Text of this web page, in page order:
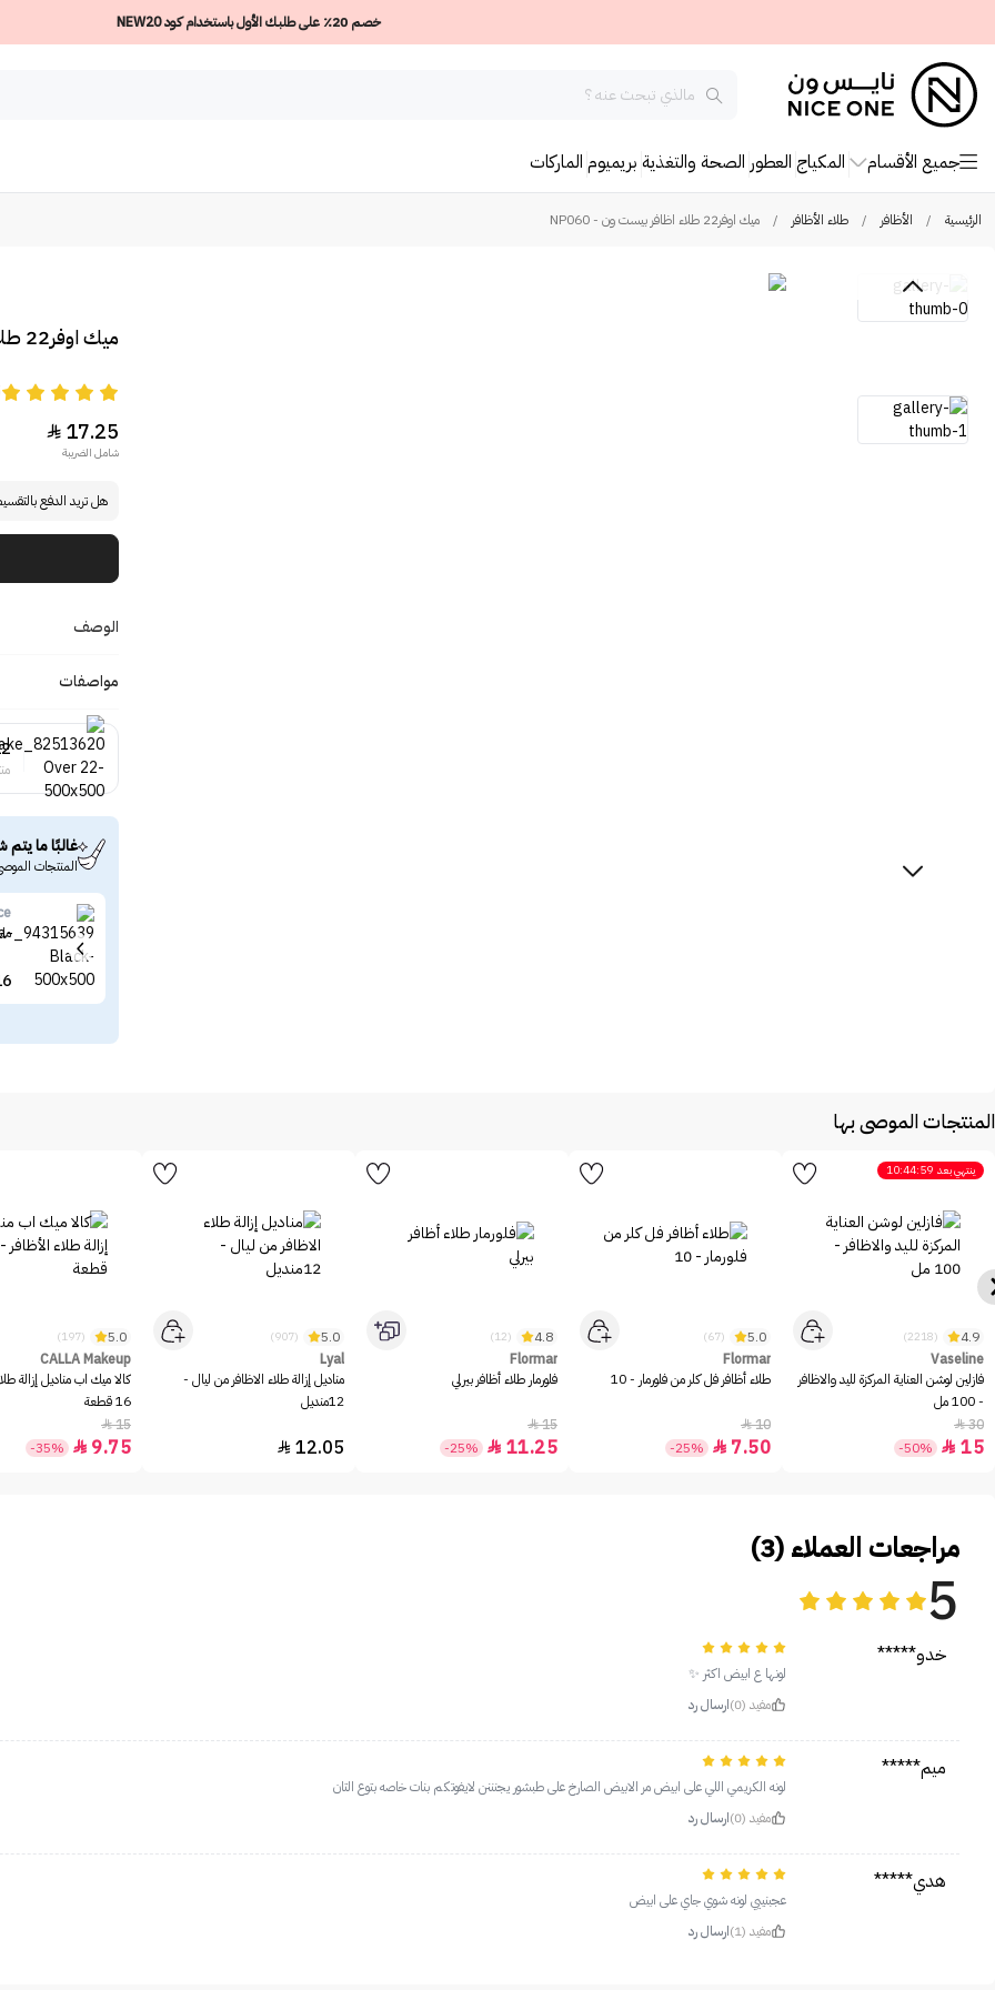
خصم 20٪ على طلبك الأول باستخدام كود NEW20
جميع الأقسام المكياج العطور الصحة والتغذية بريميوم الماركات
الرئيسية / الأظافر / طلاء الأظافر / ميك اوفر22 طلاء اظافر بيست ون - NP060
ميك اوفر22 طلاء اظافر بيست ون - NP060
17.25

شامل الضريبة
هل تريد الدفع
الوصف
مواصفات
غالبًا ما يتم
المنتجات
المنتجات الموصى بها
ينتهي بعد 10:44:59
4.9
(2218)
Vaseline
فازلين لوشن العناية المركزة لليد والاظافر
- 100 مل
30

15

-50%
5.0
(67)
Flormar
طلاء أظافر فل كلر من فلورمار - 10
10

7.50

-25%
4.8
(12)
Flormar
فلورمار طلاء أظافر بيرلي
15

11.25

-25%
5.0
(907)
Lyal
مناديل إزالة طلاء الاظافر من ليال -
12منديل
12.05

5.0
(197)
CALLA Makeup
كالا ميك اب مناديل إزالة
16 قطعة
15

9.75

-35%
مراجعات العملاء (3)
5
خدو*****
لونها ع ابيض اكثر ✨
مفيد (0)
ارسال رد
ميم*****
لونه الكريمي اللي على ابيض مر الابيض الصارخ على طبشور يجنننن لايفوتكم بنات خاصه بتوع التان
مفيد (0)
ارسال رد
هدي*****
عجبنييي لونه شوي جاي على ابيض
مفيد (1)
ارسال رد